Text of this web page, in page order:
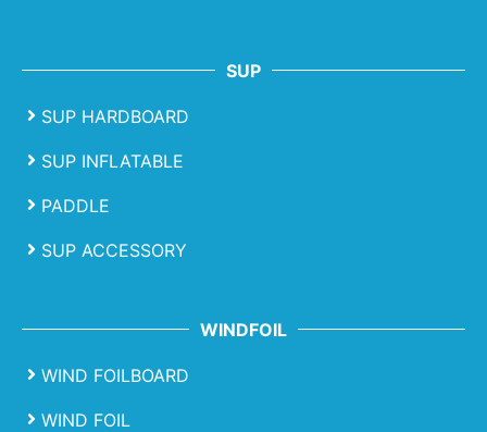
SUP
SUP HARDBOARD
SUP INFLATABLE
PADDLE
SUP ACCESSORY
WINDFOIL
WIND FOILBOARD
WIND FOIL